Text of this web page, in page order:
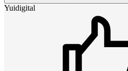
Yuidigital